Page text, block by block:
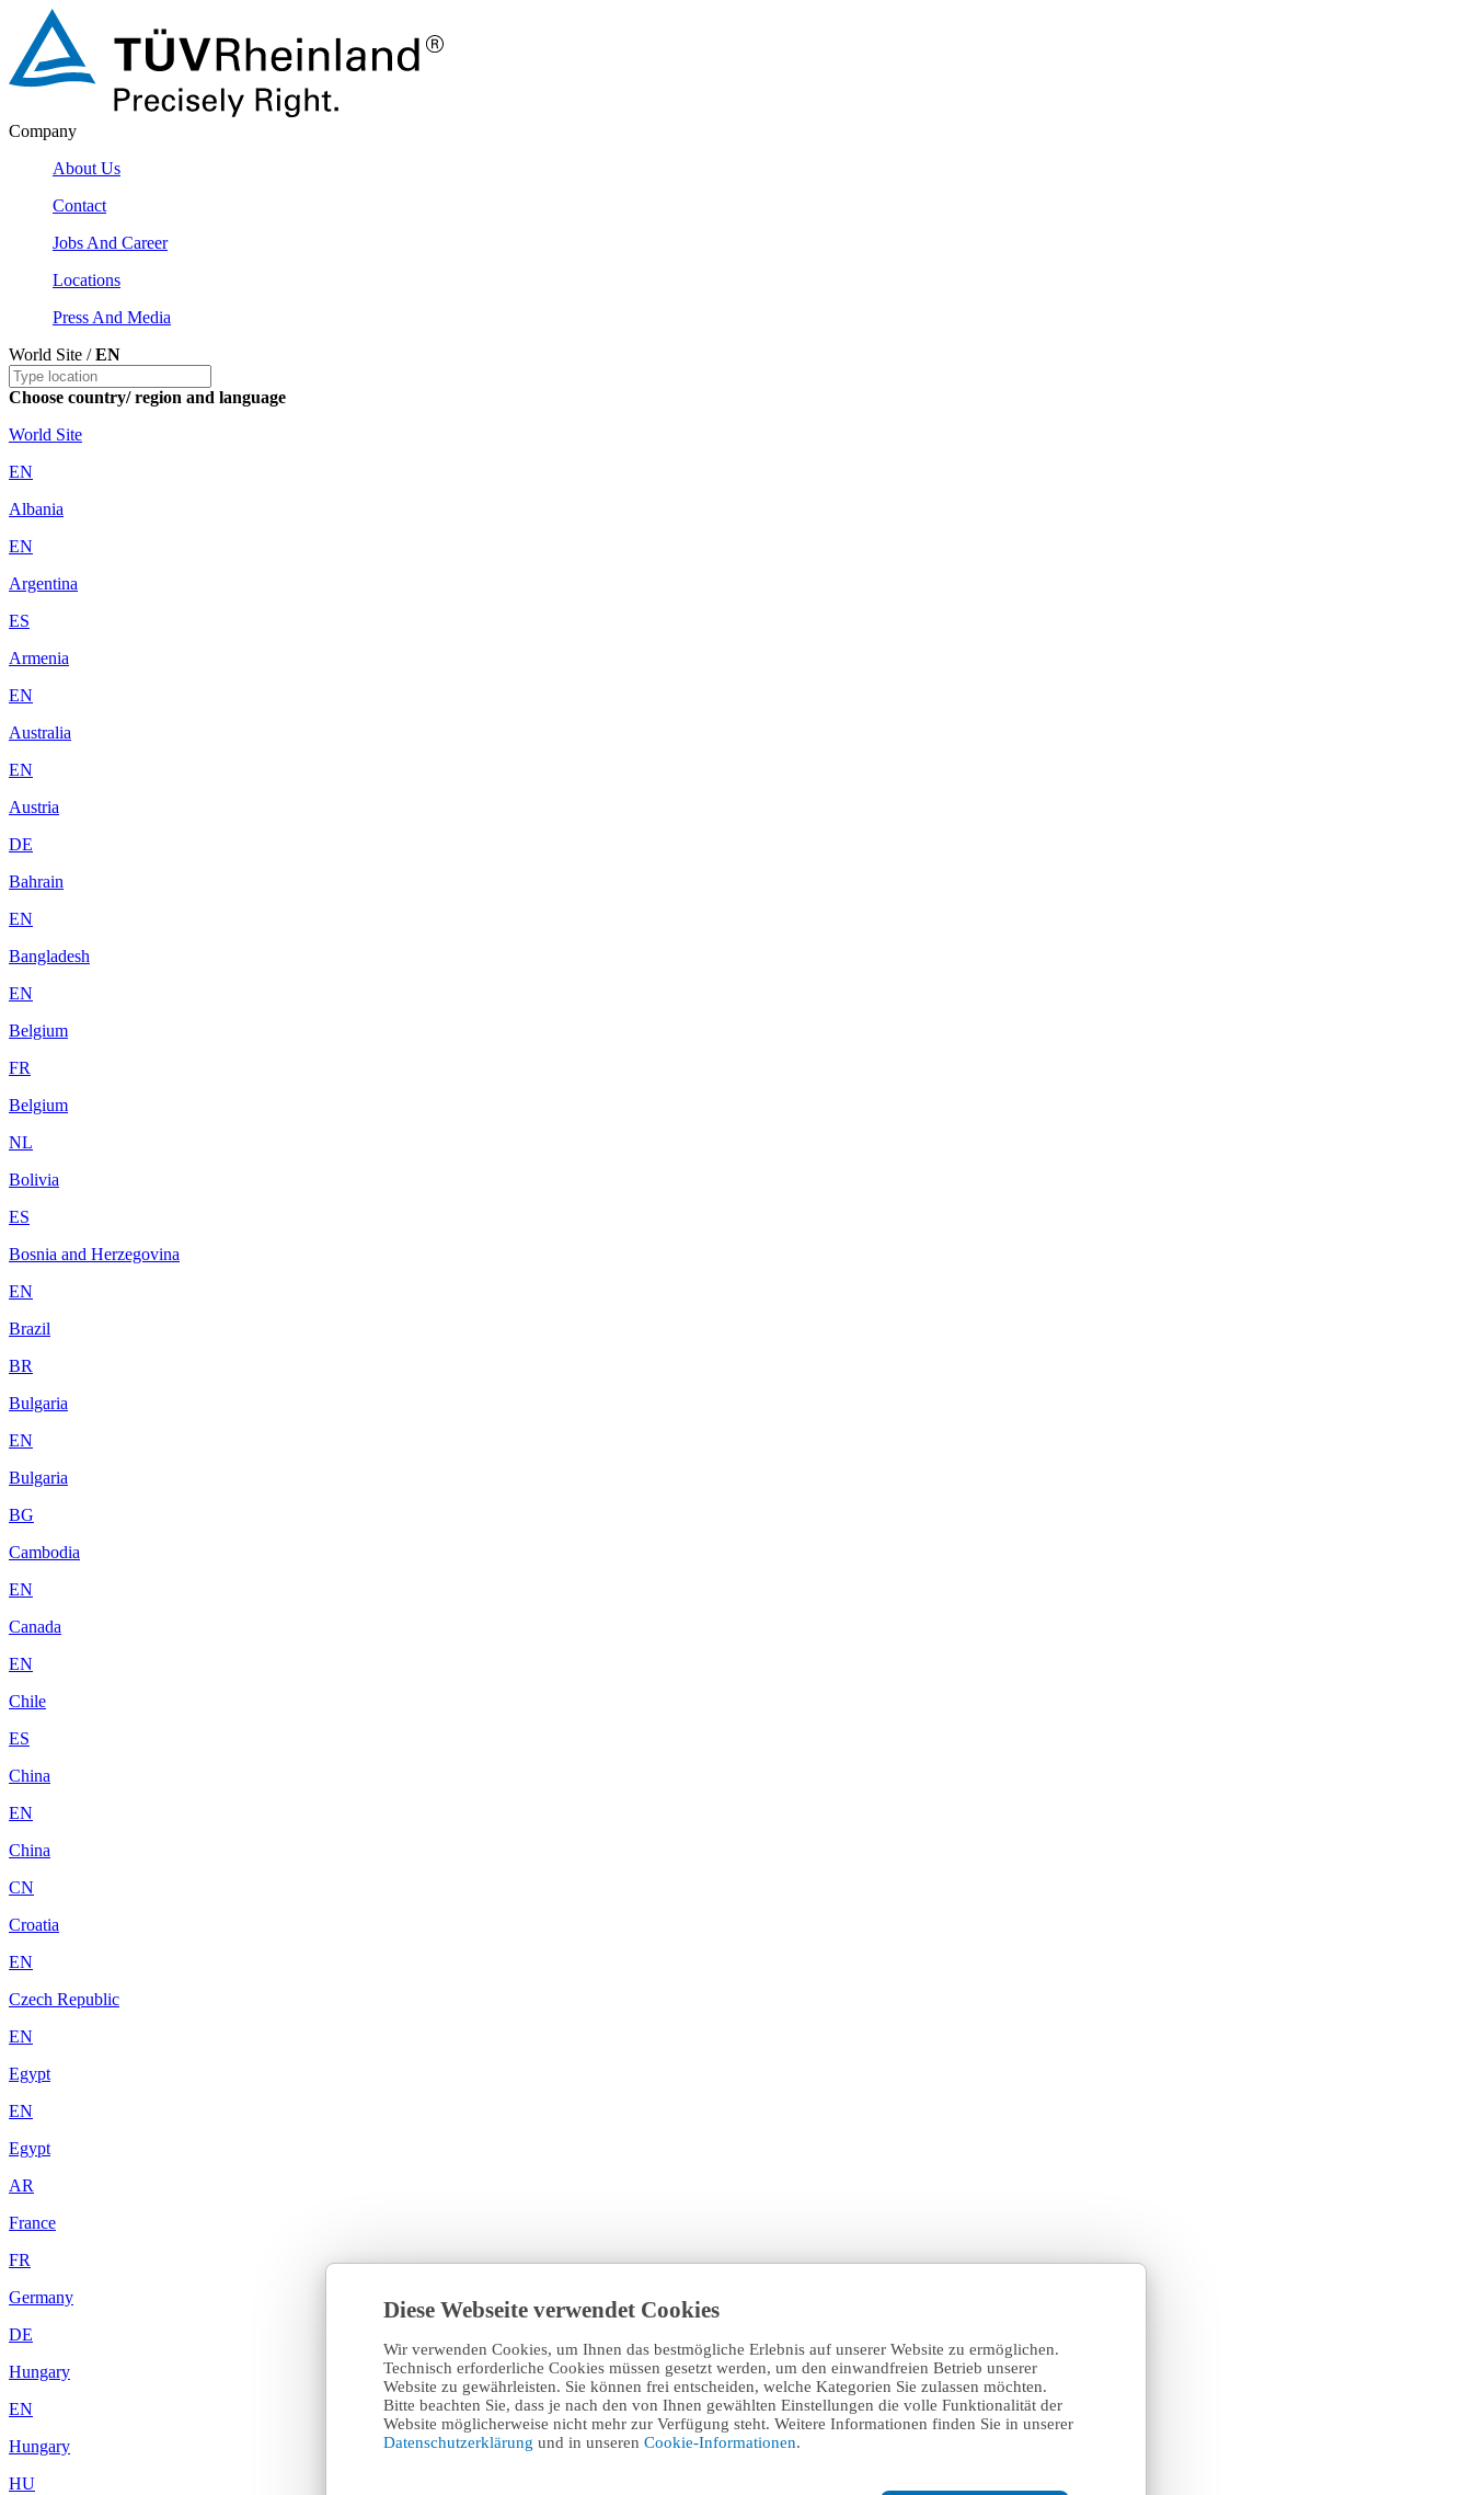
Diese Webseite verwendet Cookies
Wir verwenden Cookies, um Ihnen das bestmögliche Erlebnis auf unserer Website zu ermöglichen.
Technisch erforderliche Cookies müssen gesetzt werden, um den einwandfreien Betrieb unserer
Website zu gewährleisten. Sie können frei entscheiden, welche Kategorien Sie zulassen möchten.
Bitte beachten Sie, dass je nach den von Ihnen gewählten Einstellungen die volle Funktionalität der
Website möglicherweise nicht mehr zur Verfügung steht. Weitere Informationen finden Sie in unserer
Datenschutzerklärung und in unseren Cookie-Informationen.
Company
About Us
Contact
Jobs And Career
Locations
Press And Media
World Site /EN
Choose country/ region and language
World Site
EN
Albania
EN
Argentina
ES
Armenia
EN
Australia
EN
Austria
DE
Bahrain
EN
Bangladesh
EN
Belgium
FR
Belgium
NL
Bolivia
ES
Bosnia and Herzegovina
EN
Brazil
BR
Bulgaria
EN
Bulgaria
BG
Cambodia
EN
Canada
EN
Chile
ES
China
EN
China
CN
Croatia
EN
Czech Republic
EN
Egypt
EN
Egypt
AR
France
FR
Germany
DE
Hungary
EN
Hungary
HU